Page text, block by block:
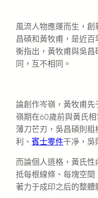
風流人物應運而生，創
昌碩和黃牧甫，是近
衡指出，黃牧甫與吳
同，互不相同。
論創作岑嶺，黃牧甫
嶺期在60歲前與黃氏
薄刀芒刃，吳昌碩則
利、 賓士零件干凈，吳
而論個人道格，黃氏
抵每根線條、每塊空間
著力于成印之后的整體